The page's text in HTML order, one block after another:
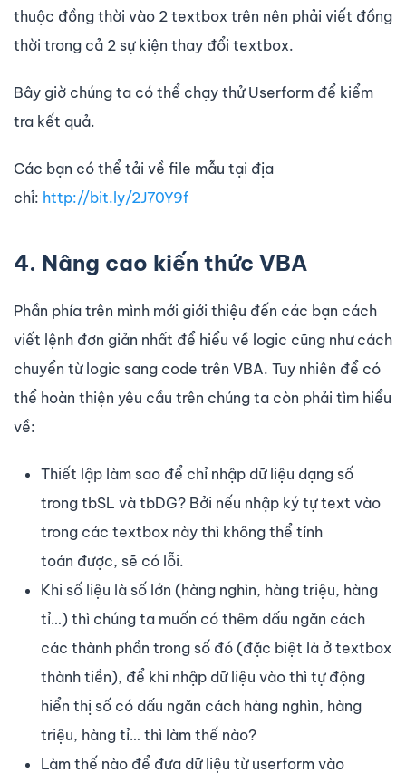
thuộc đồng thời vào 2 textbox trên nên phải viết đồng
thời trong cả 2 sự kiện thay đổi textbox.
Bây giờ chúng ta có thể chạy thử Userform để kiểm
tra kết quả.
Các bạn có thể tải về file mẫu tại địa
chỉ: http://bit.ly/2J70Y9f
4. Nâng cao kiến thức VBA
Phần phía trên mình mới giới thiệu đến các bạn cách
viết lệnh đơn giản nhất để hiểu về logic cũng như cách
chuyển từ logic sang code trên VBA. Tuy nhiên để có
thể hoàn thiện yêu cầu trên chúng ta còn phải tìm hiểu
về:
Thiết lập làm sao để chỉ nhập dữ liệu dạng số
trong tbSL và tbDG? Bởi nếu nhập ký tự text vào
trong các textbox này thì không thể tính
toán được, sẽ có lỗi.
Khi số liệu là số lớn (hàng nghìn, hàng triệu, hàng
tỉ…) thì chúng ta muốn có thêm dấu ngăn cách
các thành phần trong số đó (đặc biệt là ở textbox
thành tiền), để khi nhập dữ liệu vào thì tự động
hiển thị số có dấu ngăn cách hàng nghìn, hàng
triệu, hàng tỉ… thì làm thế nào?
Làm thế nào để đưa dữ liệu từ userform vào